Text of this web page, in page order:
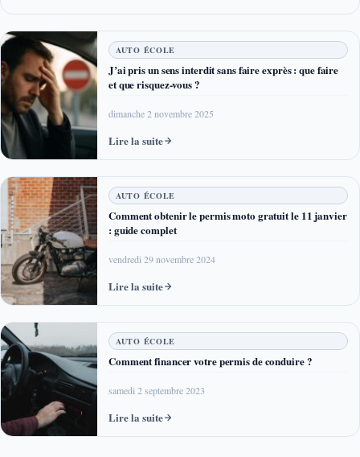
AUTO ÉCOLE
J’ai pris un sens interdit sans faire exprès : que faire
et que risquez-vous ?
dimanche 2 novembre 2025
Lire la suite
AUTO ÉCOLE
Comment obtenir le permis moto gratuit le 11 janvier
: guide complet
vendredi 29 novembre 2024
Lire la suite
AUTO ÉCOLE
Comment financer votre permis de conduire ?
samedi 2 septembre 2023
Lire la suite